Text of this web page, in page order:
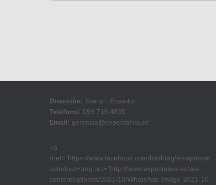
Dirección: Ibarra - Ecuador
Teléfono: 099 718 4835
Email: gerencia@expectativa.ec
<a
href=”https://www.facebook.com/hashtag/emapasom
ostodos><img src=”http://www.expectativa.ec/wp-
content/uploads/2021/10/WhatsApp-Image-2021-10-